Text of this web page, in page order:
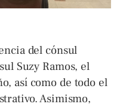
del cónsul
Suzy Ramos, el
así como de todo el
Asimismo,